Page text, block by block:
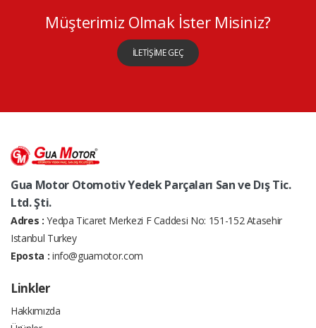
Müşterimiz Olmak İster Misiniz?
İLETİŞİME GEÇ
Gua Motor Otomotiv Yedek Parçaları San ve Dış Tic.
Ltd. Şti.
Adres : Yedpa Ticaret Merkezi F Caddesi No: 151-152 Atasehir
Istanbul Turkey
Eposta : info@guamotor.com
Linkler
Hakkımızda